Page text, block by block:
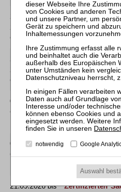
23.06.2027 und
24.06.2027
Online
Mitarbeiter-
Bearbeitung der
[GOI]
20.10.2027 und
21.10.2027
Online
Mitarbeiter-
Bearbeitung der
[GOI]
01.10.2026
Online
Mitarbeiter-
[GOI]
07.09.2026
Online
Mitarbeiter-
[GOI]
21.09.2026 bis
Zertifizierte/r
notwendig Google
Auswahl